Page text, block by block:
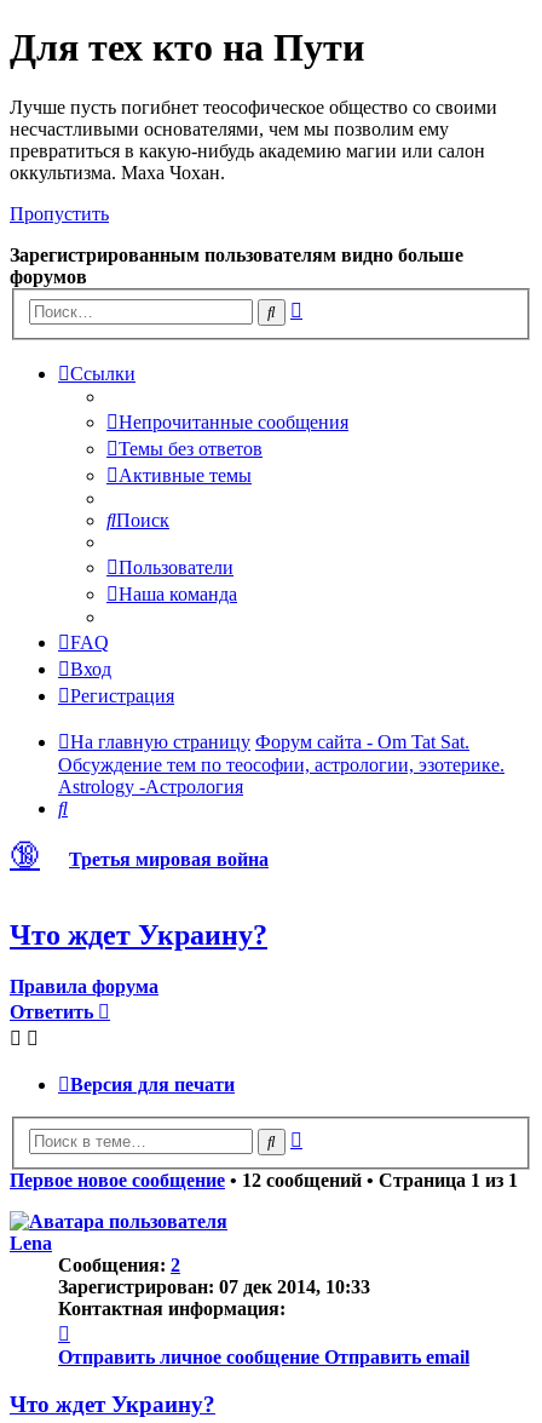
Для тех кто на Пути
Лучше пусть погибнет теософическое общество со своими
несчастливыми основателями, чем мы позволим ему
превратиться в какую-нибудь академию магии или салон
оккультизма. Маха Чохан.
Пропустить
Зарегистрированным пользователям видно больше
форумов
Поиск
Ссылки
Непрочитанные сообщения
Темы без ответов
Активные темы
Поиск
Пользователи
Наша команда
FAQ
Вход
Регистрация
На главную страницу Форум сайта - Om Tat Sat.
Обсуждение тем по теософии, астрологии, эзотерике.
Astrology -Астрология
Поиск
🔞 Третья мировая война
Что ждет Украину?
Правила форума
Ответить
Версия для печати
Поиск
Первое новое сообщение • 12 сообщений • Страница 1 из 1
Lena
Сообщения: 2
Зарегистрирован: 07 дек 2014, 10:33
Контактная информация:
информация
пользователя
Отправить личное сообщение Отправить email
Что ждет Украину?